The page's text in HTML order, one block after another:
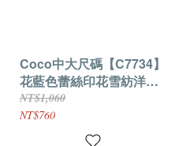
Coco中大尺碼【C7734】
花藍色蕾絲印花雪紡洋裝
L-5XL
NT$1,060
NT$760